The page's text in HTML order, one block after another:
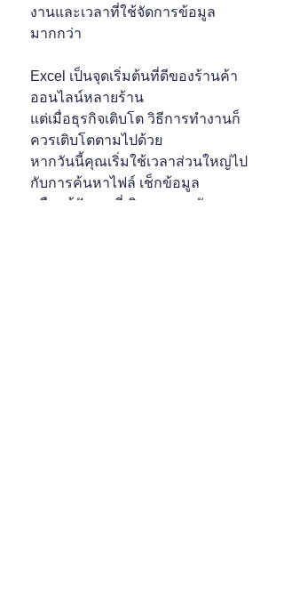
งานและเวลาที่ใช้จัดการข้อมูล
มากกว่า
Excel เป็นจุดเริ่มต้นที่ดีของร้านค้า
ออนไลน์หลายร้าน
แต่เมื่อธุรกิจเติบโต วิธีการทำงานก็
ควรเติบโตตามไปด้วย
หากวันนี้คุณเริ่มใช้เวลาส่วนใหญ่ไป
กับการค้นหาไฟล์ เช็กข้อมูล
หรือแก้ปัญหาที่เกิดจากการจัดการ